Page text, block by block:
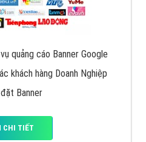
quảng cáo Banner Google
khách hàng Doanh Nghiệp
Banner
CHI TIẾT